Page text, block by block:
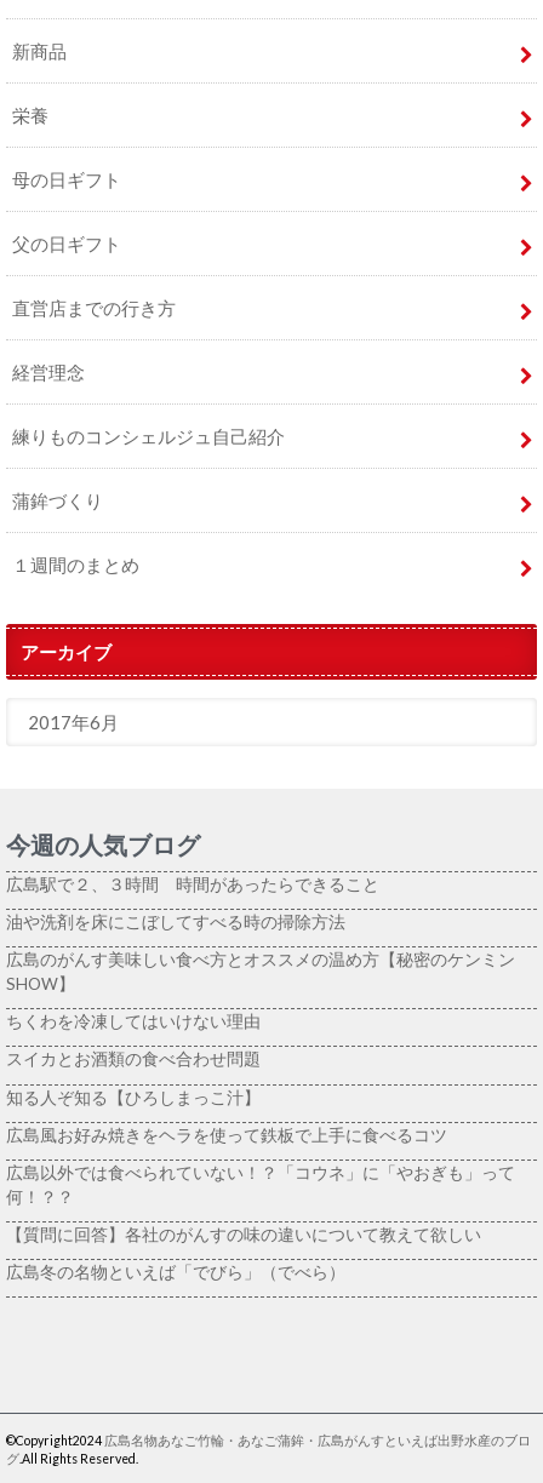
新商品
栄養
母の日ギフト
父の日ギフト
直営店までの行き方
経営理念
練りものコンシェルジュ自己紹介
蒲鉾づくり
１週間のまとめ
アーカイブ
今週の人気ブログ
広島駅で２、３時間 時間があったらできること
油や洗剤を床にこぼしてすべる時の掃除方法
広島のがんす美味しい食べ方とオススメの温め方【秘密のケンミン
SHOW】
ちくわを冷凍してはいけない理由
スイカとお酒類の食べ合わせ問題
知る人ぞ知る【ひろしまっこ汁】
広島風お好み焼きをヘラを使って鉄板で上手に食べるコツ
広島以外では食べられていない！？「コウネ」に「やおぎも」って
何！？？
【質問に回答】各社のがんすの味の違いについて教えて欲しい
広島冬の名物といえば「でびら」（でべら）
©Copyright2024 広島名物あなご竹輪・あなご蒲鉾・広島がんすといえば出野水産のブロ
グ.All Rights Reserved.